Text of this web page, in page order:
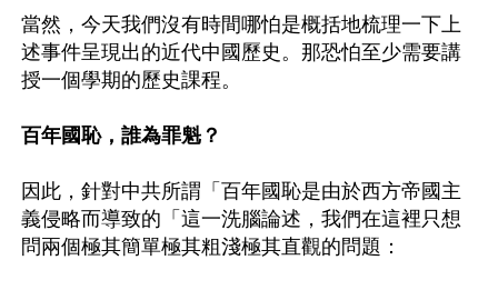
當然，今天我們沒有時間哪怕是概括地梳理一下上
述事件呈現出的近代中國歷史。那恐怕至少需要講
授一個學期的歷史課程。
百年國恥，誰為罪魁？
因此，針對中共所謂「百年國恥是由於西方帝國主
義侵略而導致的「這一洗腦論述，我們在這裡只想
問兩個極其簡單極其粗淺極其直觀的問題：